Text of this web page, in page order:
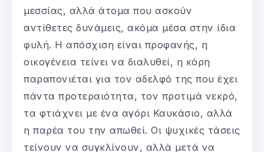
μεσσίας, αλλά άτομα που ασκούν
αντίθετες δυνάμεις, ακόμα μέσα στην ίδια
φυλή. Η απόσχιση είναι προφανής, η
οικογένεια τείνει να διαλυθεί, η κόρη
παραπονιέται για τον αδελφό της που έχει
πάντα προτεραιότητα, τον προτιμά νεκρό,
τα φτιάχνει με ένα αγόρι Καυκάσιο, αλλά
η παρέα του την απωθεί. Οι ψυχικές τάσεις
τείνουν να συγκλίνουν, αλλά μετά να